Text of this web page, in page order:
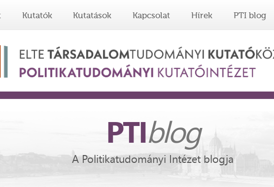
Kutatók Kutatások Kapcsolat Hírek PTI blog
PTIblog
A Politikatudományi Intézet blogja